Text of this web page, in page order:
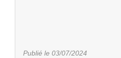
Publié le 03/07/2024